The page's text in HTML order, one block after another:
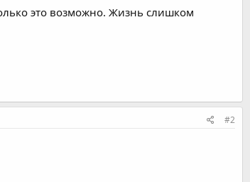
это возможно. Жизнь слишком
#2